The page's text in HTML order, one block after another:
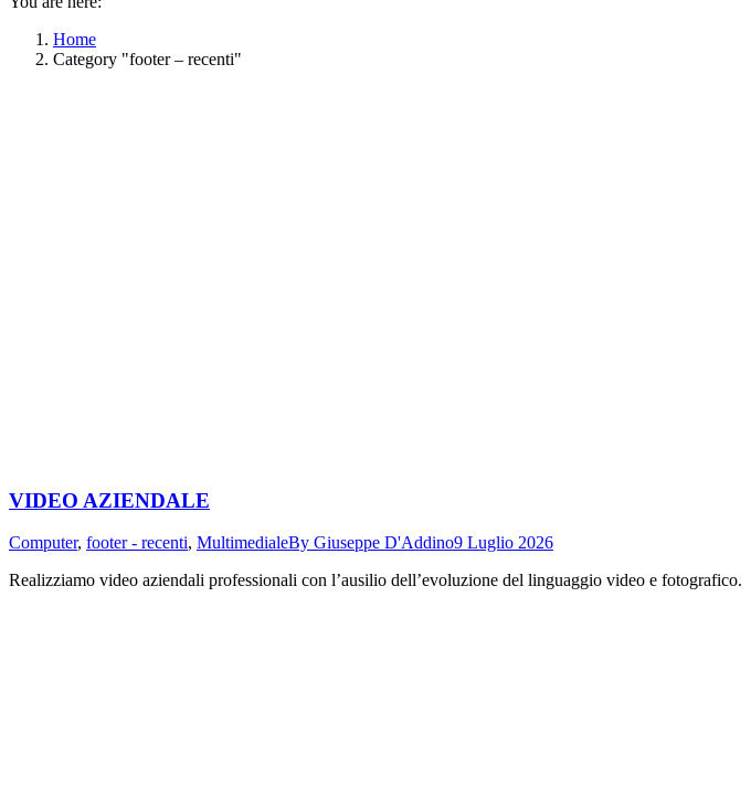
Home
Category "footer – recenti"
VIDEO AZIENDALE
Computer, footer - recenti, MultimedialeBy Giuseppe D'Addino9 Luglio 2026
Realizziamo video aziendali professionali con l’ausilio dell’evoluzione del linguaggio video e fotografico.